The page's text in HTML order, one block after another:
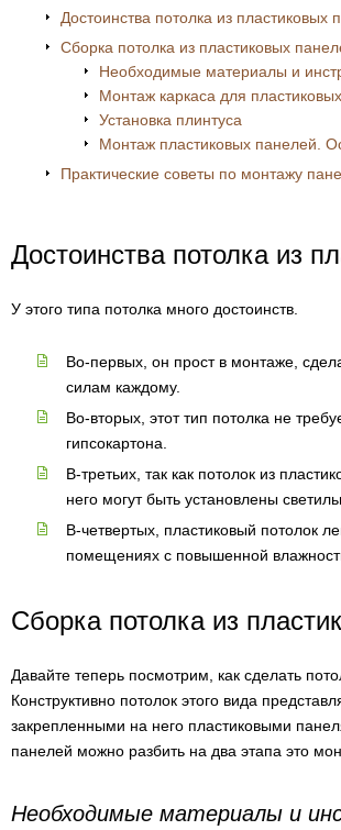
Достоинства потолка из пластиковых
Сборка потолка из пластиковых
Необходимые материалы и
Монтаж каркаса для
Установка плинтуса
Монтаж пластиковых панелей.
Практические советы по монтажу
Достоинства потолка из
У этого типа потолка много достоинств.
Во-первых, он прост в монтаже,
силам каждому.
Во-вторых, этот тип потолка не
гипсокартона.
В-третьих, так как потолок из
него могут быть установлены
В-четвертых, пластиковый потолок
помещениях с повышенной
Сборка потолка из
Давайте теперь посмотрим, как сделать
Конструктивно потолок этого вида
закрепленными на него пластиковыми
панелей можно разбить на два этапа это
Необходимые материалы и